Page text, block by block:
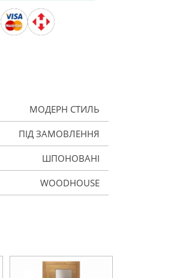
МОДЕРН СТИЛЬ
ПІД ЗАМОВЛЕННЯ
ШПОНОВАНІ
WOODHOUSE